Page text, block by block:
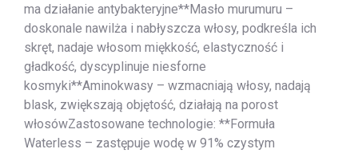
ma działanie antybakteryjne**Masło murumuru –
doskonale nawilża i nabłyszcza włosy, podkreśla ich
skręt, nadaje włosom miękkość, elastyczność i
gładkość, dyscyplinuje niesforne
kosmyki**Aminokwasy – wzmacniają włosy, nadają
blask, zwiększają objętość, działają na porost
włosówZastosowane technologie: **Formuła
Waterless – zastępuje wodę w 91% czystym